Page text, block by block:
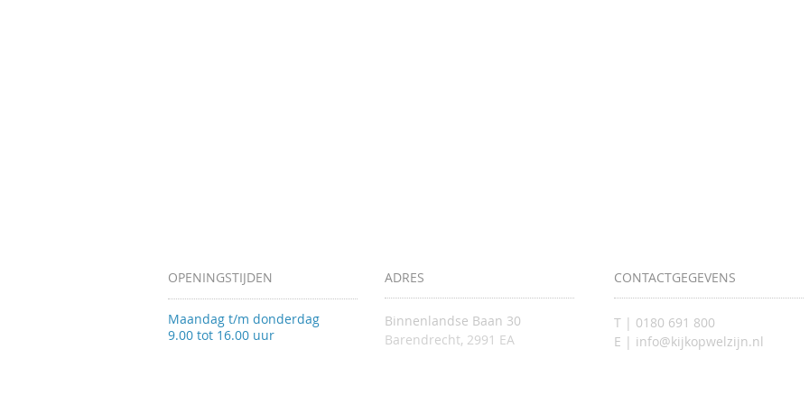
OPENINGSTIJDEN
Maandag t/m donderdag
9.00 tot 16.00 uur
ADRES
Binnenlandse Baan 30
Barendrecht, 2991 EA
CONTACTGEGEVENS
T | 0180 691 800
E | info@kijkopwelzijn.nl